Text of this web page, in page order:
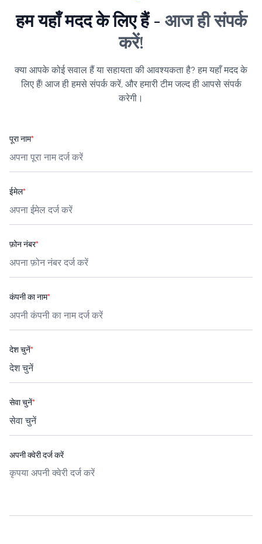
हम यहाँ मदद के लिए हैं - आज ही संपर्क
करें!
क्या आपके कोई सवाल हैं या सहायता की आवश्यकता है? हम यहाँ मदद के
लिए हैं! आज ही हमसे संपर्क करें, और हमारी टीम जल्द ही आपसे संपर्क
करेगी।
पूरा नाम*
ईमेल*
फ़ोन नंबर*
कंपनी का नाम*
देश चुनें*
सेवा चुनें*
अपनी क्वेरी दर्ज करें